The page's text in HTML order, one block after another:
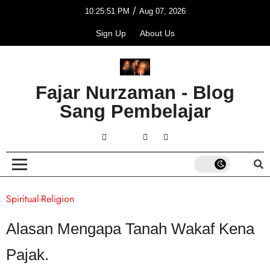
10:25:51 PM / Aug 07, 2026
Sign Up About Us
Fajar Nurzaman - Blog
Sang Pembelajar
Spiritual-Religion
Alasan Mengapa Tanah Wakaf Kena
Pajak.